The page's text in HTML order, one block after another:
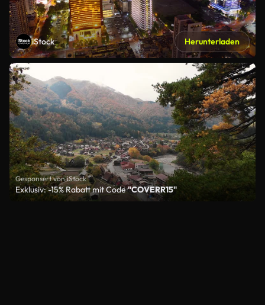
iStock Herunterladen
Gesponsert von iStock
Exklusiv: -15% Rabatt mit Code"COVERR15"